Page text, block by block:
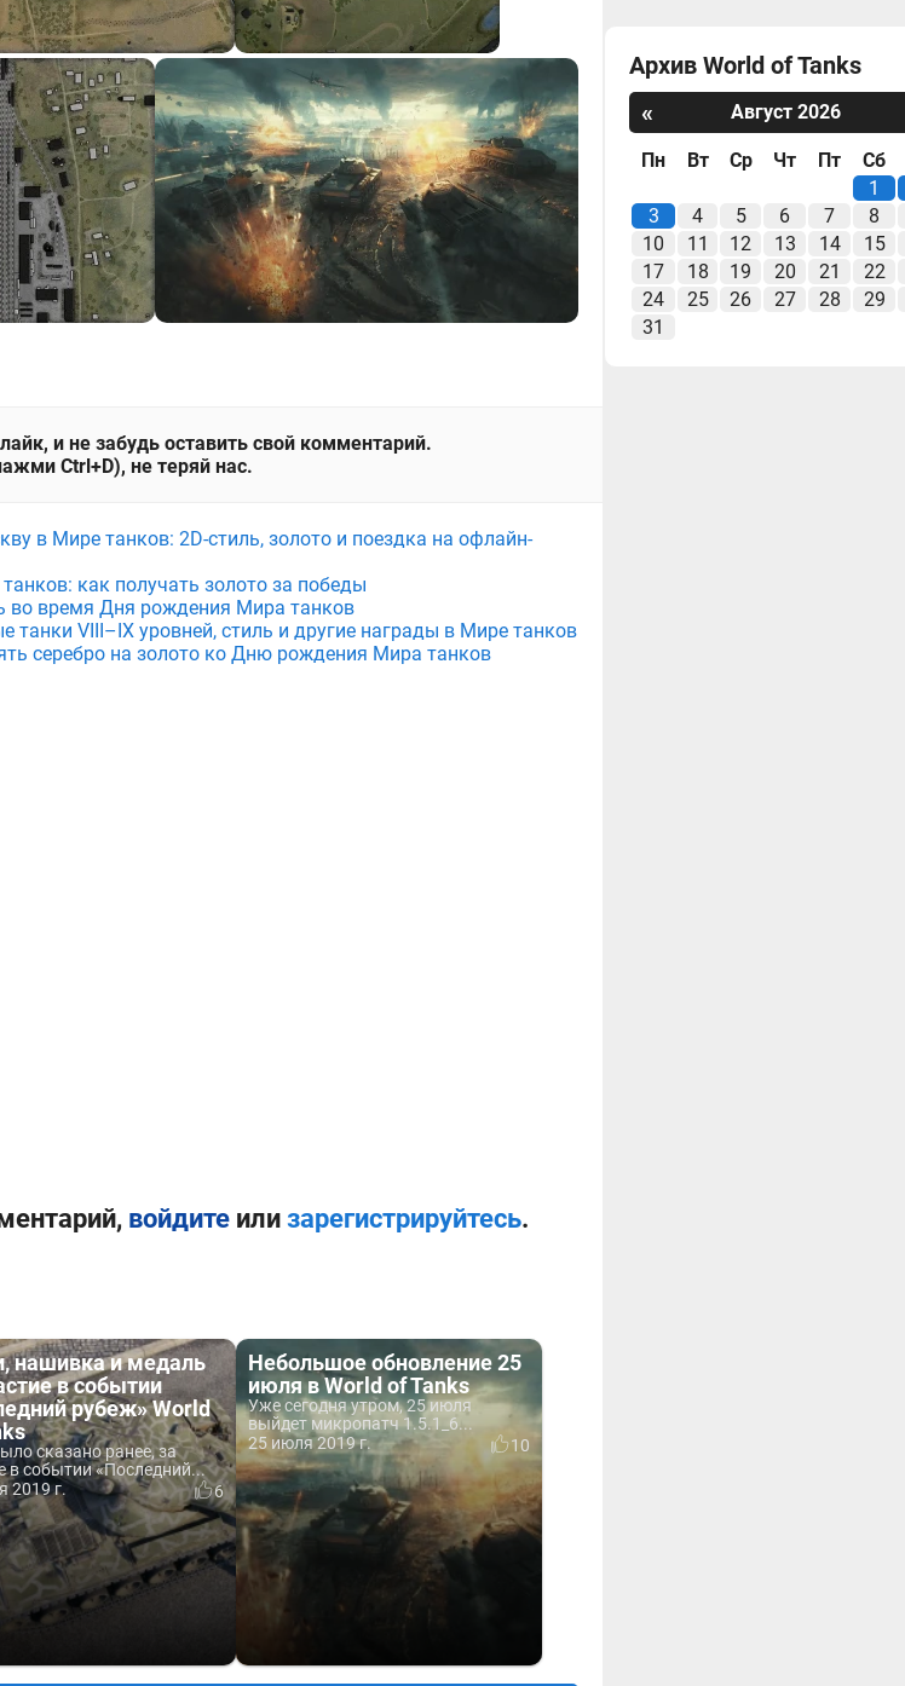
и не забудь оставить свой комментарий.
Ctrl+D), не теряй нас.
в Мире танков: 2D-стиль, золото и поездка на офлайн-
как получать золото за победы
во время Дня рождения Мира танков
танки VIII–IX уровней, стиль и другие награды в Мире танков
серебро на золото ко Дню рождения Мира танков
войдитеили зарегистрируйтесь.
нашивка и медаль
в событии
рубеж» World
сказано ранее, за
в событии «Последний...
2019 г.
6
Небольшое обновление 25
июля в World of Tanks
Уже сегодня утром, 25 июля
выйдет микропатч 1.5.1_6...
25 июля 2019 г.
10
Архив World of Tanks
«
Август 2026
Пн Вт Ср Чт Пт
Сб
1
3
4 5 6 7
8
10
11 12 13 14
15
17
18 19 20 21
22
24
25 26 27 28
29
31